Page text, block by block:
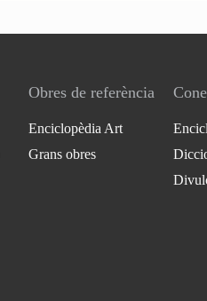
Obres de referència
Enciclopèdia Art
Grans obres